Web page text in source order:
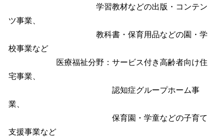
学習教材などの出版・コンテン
ツ事業、
教科書・保育用品などの園・学
校事業など
医療福祉分野：サービス付き高齢者向け住
宅事業、
認知症グループホーム事
業、
保育園・学童などの子育て
支援事業など